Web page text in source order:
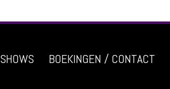
SHOWS BOEKINGEN / CONTACT